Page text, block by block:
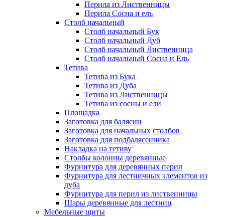
Перила из Лиственницы
Перила Сосна и ель
Столб начальный
Столб начальный Бук
Столб начальный Дуб
Столб начальный Лиственница
Столб начальный Сосна и Ель
Тетива
Тетива из Бука
Тетива из Дуба
Тетива из Лиственницы
Тетива из сосны и ели
Площадка
Заготовка для балясин
Заготовка для начальных столбов
Заготовка для подбалясенника
Накладка на тетиву
Столбы колонны деревянные
Фурнитура для деревянных перил
Фурнитура для лестничных элементов из
дуба
Фурнитура для перил из лиственницы
Шары деревянные для лестниц
Мебельные щиты